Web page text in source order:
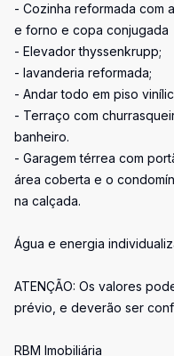
- Cozinha reformada com
e forno e copa conjugada
- Elevador thyssenkrupp;
- lavanderia reformada;
- Andar todo em piso
- Terraço com
banheiro.
- Garagem térrea com
área coberta e o
na calçada.
Água e energia
ATENÇÃO: Os valores
prévio, e deverão ser
RBM Imobiliária